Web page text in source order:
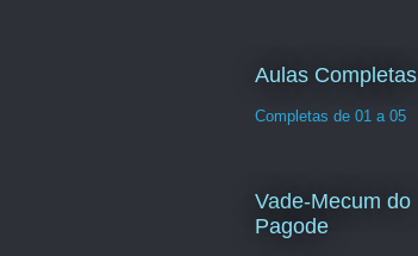
Aulas Completas
Completas de 01 a 05
Vade-Mecum do
Pagode